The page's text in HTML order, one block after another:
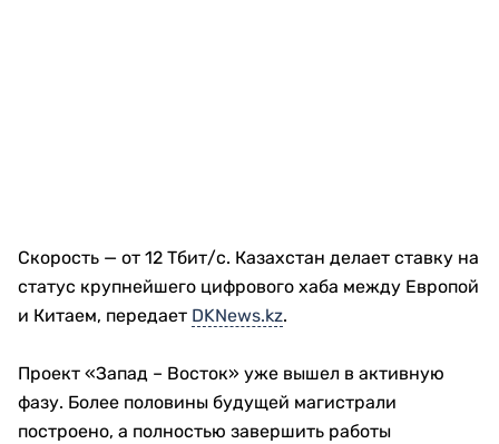
Скорость — от 12 Тбит/с. Казахстан делает ставку на
статус крупнейшего цифрового хаба между Европой
и Китаем, передает DKNews.kz.
Проект «Запад – Восток» уже вышел в активную
фазу. Более половины будущей магистрали
построено, а полностью завершить работы